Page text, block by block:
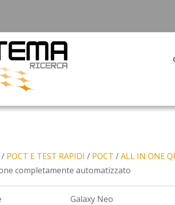
/ POCT E TEST RAPIDI / POCT /ALL IN ONE
completamente automatizzato
Galaxy Neo